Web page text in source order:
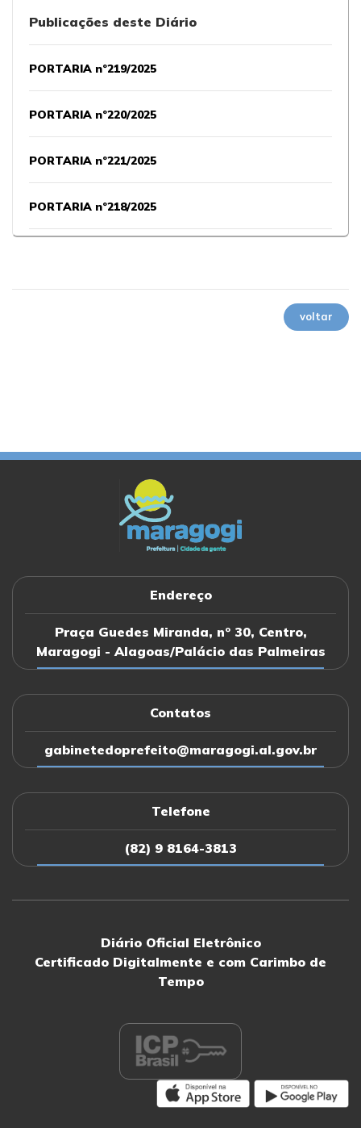
Publicações deste Diário
PORTARIA nº219/2025
PORTARIA nº220/2025
PORTARIA nº221/2025
PORTARIA nº218/2025
PORTARIA nº212/2025
PORTARIA nº211/2025
PORTARIA nº210/2025
PORTARIA nº208/2025
PORTARIA nº207/2025
PORTARIA nº206/2025
PORTARIA nº205/2025
PORTARIA nº203/2025
PORTARIA nº202/2025
PORTARIA nº201/2025
PORTARIA nº199/2025
PORTARIA nº198/2025
voltar
Endereço
Praça Guedes Miranda, nº 30, Centro,
Maragogi - Alagoas/Palácio das Palmeiras
Contatos
gabinetedoprefeito@maragogi.al.gov.br
Telefone
(82) 9 8164-3813
Diário Oficial Eletrônico
Certificado Digitalmente e com Carimbo de
Tempo